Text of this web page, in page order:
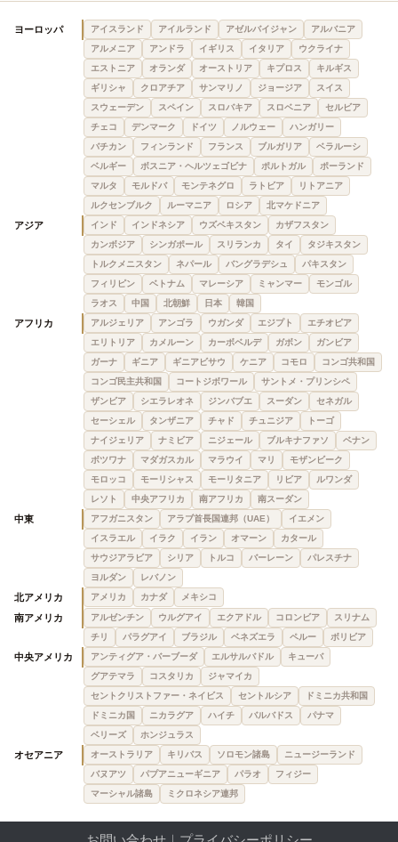
ヨーロッパ アイスランド アイルランド アゼルバイジャン
アルバニア
アルメニア
アンドラ イギリス イタリア
ウクライナ
エストニア
オランダ オーストリア キプロス
キルギス
ギリシャ
クロアチア サンマリノ ジョージア
スイス
スウェーデン
スペイン スロバキア スロベニア
セルビア
チェコ
デンマーク ドイツ ノルウェー
ハンガリー
バチカン
フィンランド フランス ブルガリア
ベラルーシ
ベルギー
ボスニア・ヘルツェゴビナ ポルトガル
ポーランド
マルタ
モルドバ モンテネグロ ラトビア
リトアニア
ルクセンブルク
ルーマニア ロシア 北マケドニア
アジア インド インドネシア ウズベキスタン
カザフスタン
カンボジア
シンガポール スリランカ タイ
タジキスタン
トルクメニスタン
ネパール バングラデシュ
パキスタン
フィリピン
ベトナム マレーシア ミャンマー
モンゴル
ラオス
中国 北朝鮮 日本 韓国
アフリカ アルジェリア アンゴラ ウガンダ エジプト
エチオピア
エリトリア
カメルーン カーボベルデ ガボン
ガンビア
ガーナ
ギニア ギニアビサウ ケニア コモロ
コンゴ共和国
コンゴ民主共和国
コートジボワール
サントメ・プリンシペ
ザンビア
シエラレオネ ジンバブエ スーダン
セネガル
セーシェル
タンザニア チャド チュニジア
トーゴ
ナイジェリア
ナミビア ニジェール ブルキナファソ
ベナン
ボツワナ
マダガスカル マラウイ マリ
モザンビーク
モロッコ
モーリシャス モーリタニア リビア
ルワンダ
レソト
中央アフリカ 南アフリカ 南スーダン
中東 アフガニスタン アラブ首長国連邦（UAE）
イエメン
イスラエル
イラク イラン オマーン
カタール
サウジアラビア
シリア トルコ バーレーン
パレスチナ
ヨルダン
レバノン
北アメリカ アメリカ カナダ メキシコ
南アメリカ アルゼンチン ウルグアイ エクアドル コロンビア
スリナム
チリ
パラグアイ ブラジル ベネズエラ ペルー ボリビア
中央アメリカ アンティグア・バーブーダ エルサルバドル
キューバ
グアテマラ
コスタリカ
ジャマイカ
セントクリストファー・ネイビス
セントルシア
ドミニカ共和国
ドミニカ国
ニカラグア ハイチ バルバドス
パナマ
ベリーズ
ホンジュラス
オセアニア オーストラリア キリバス ソロモン諸島
ニュージーランド
バヌアツ
パプアニューギニア パラオ
フィジー
マーシャル諸島
ミクロネシア連邦